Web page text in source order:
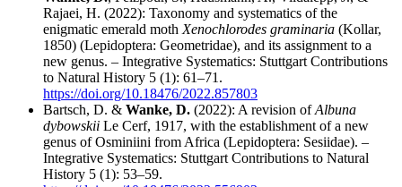
Rajaei, H. (2022): Taxonomy and systematics of the
enigmatic emerald moth Xenochlorodes graminaria (Kollar,
1850) (Lepidoptera: Geometridae), and its assignment to a
new genus. – Integrative Systematics: Stuttgart Contributions
to Natural History 5 (1): 61–71.
https://doi.org/10.18476/2022.857803
Bartsch, D. & Wanke, D. (2022): A revision ofAlbuna
dybowskii Le Cerf, 1917, with the establishment of a new
genus of Osminiini from Africa (Lepidoptera: Sesiidae). –
Integrative Systematics: Stuttgart Contributions to Natural
History 5 (1): 53–59.